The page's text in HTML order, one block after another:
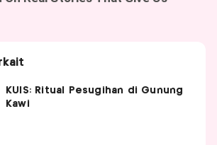
KUIS: Ritual Pesugihan di Gunung
Kawi